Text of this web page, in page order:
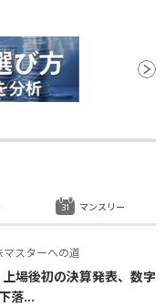
スターへの道
上場後初の決算発表、数字
落...
マンスリー